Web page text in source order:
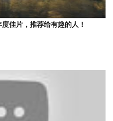
佳片，推荐给有趣的人！